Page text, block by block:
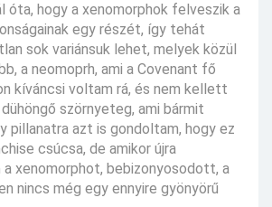
óta, hogy a xenomorphok felveszik a
egy részét, így tehát
sok variánsuk lehet, melyek közül
a neomoprh, ami a Covenant fő
kíváncsi voltam rá, és nem kellett
szörnyeteg, ami bármit
pillanatra azt is gondoltam, hogy ez
csúcsa, de amikor újra
xenomorphot, bebizonyosodott, a
nincs még egy ennyire gyönyörű